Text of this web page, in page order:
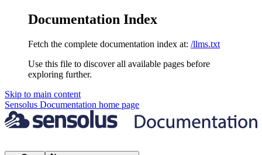
Documentation Index
Fetch the complete documentation index at: /llms.txt
Use this file to discover all available pages before
exploring further.
Skip to main content
Sensolus Documentation home page